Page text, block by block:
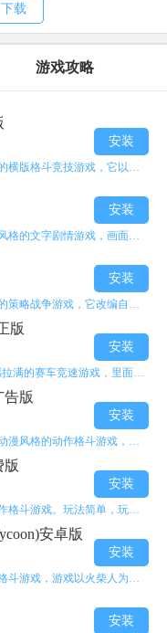
下载
游戏攻略
安装
安装
安装
版
安装
告版
安装
版
安装
安卓版
安装
安装